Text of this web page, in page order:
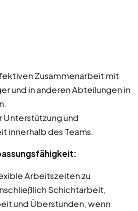
Zusammenarbeit mit
und in anderen Abteilungen in
Unterstützung und
innerhalb des Teams.
Arbeitszeiten zu
Schichtarbeit,
und Überstunden, wenn